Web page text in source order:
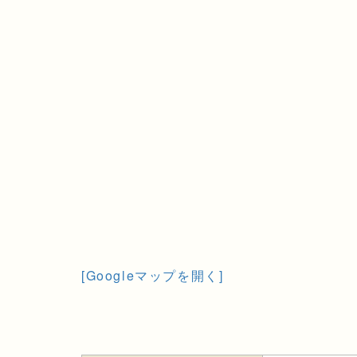
[Googleマップを開く]